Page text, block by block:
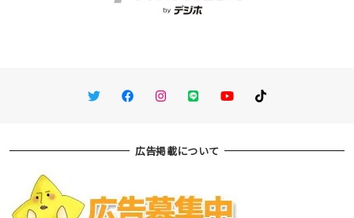
TwitterFacebookInstagram
LINE You TubeTikTok
広告掲載について